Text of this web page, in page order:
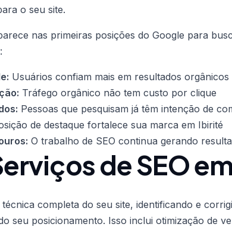
o seu site.
nas primeiras posições do Google para
Usuários confiam mais em resultados
Tráfego orgânico não tem custo por clique
Pessoas que pesquisam já têm intenção de
de destaque fortalece sua marca em Ibirité
O trabalho de SEO continua gerando
de SEO
técnica completa do seu site, identificando e
seu posicionamento. Isso inclui otimização de